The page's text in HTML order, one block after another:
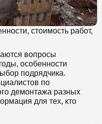
стоимость работ,
вопросы
особенности
подрядчика.
по
демонтажа разных
для тех, кто